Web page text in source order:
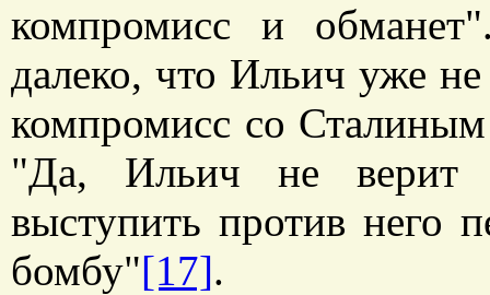
компромисс и
далеко, что Ильич уже
компромисс со
"Да, Ильич не верит
выступить против него
бомбу"[17].